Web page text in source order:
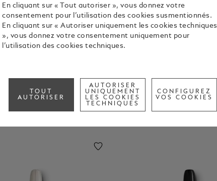
et les activités novatrices de Montblanc.
perfection sont devenus depuis des principes
En cliquant sur « Tout autoriser », vous donnez votre
consentement pour l’utilisation des cookies susmentionnés.
En cliquant sur « Autoriser uniquement les cookies techniques
», vous donnez votre consentement uniquement pour
l’utilisation des cookies techniques.
TOUT
AUTORISER
AUTORISER
UNIQUEMENT
LES COOKIES
TECHNIQUES
CONFIGUREZ
VOS COOKIES